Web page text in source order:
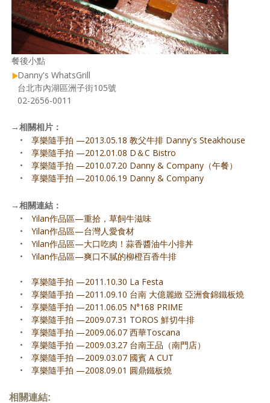
餐後小點
Danny's WhatsGrill
台北市內湖區洲子街105號
02-2656-0011
→相關相片：
•
享樂隨手拍 —2013.05.18 教父牛排 Danny's Steakhouse
•
享樂隨手拍 —2012.01.08 D＆C Bistro
•
享樂隨手拍 —2010.07.20 Danny & Company（午餐）
•
享樂隨手拍 —2010.06.19 Danny & Company
→相關連結：
•
Yilan作品區—重拾，草飼牛滋味
•
Yilan作品區—台灣人愛食材
•
Yilan作品區—大口吃肉！蒜香醬油牛小排丼
•
Yilan作品區—爽口不膩的柳橙百香牛排
•
享樂隨手拍 —2011.10.30 La Festa
•
享樂隨手拍 —2011.09.10 台南 大億麗緻 亞洲食錦鐵板燒
•
享樂隨手拍 —2011.06.05 N°168 PRIME
•
享樂隨手拍 —2009.07.31 TOROS 鮮切牛排
•
享樂隨手拍 —2009.06.07 西華Toscana
•
享樂隨手拍 —2009.03.27 台南王品（南門店）
•
享樂隨手拍 —2009.03.07 國賓 A CUT
•
享樂隨手拍 —2008.09.01 圓鼎鐵板燒
相關連結: